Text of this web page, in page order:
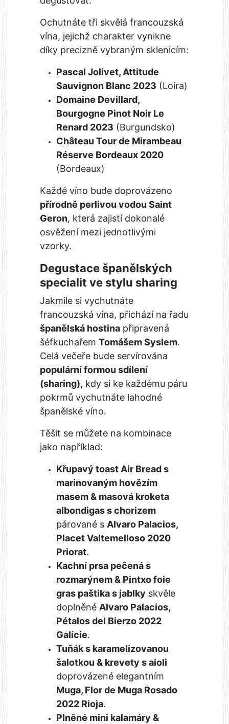
Ochutnáte tři skvělá francouzská
vína, jejichž charakter vynikne
díky precizně vybraným sklenicím:
Pascal Jolivet, Attitude
Sauvignon Blanc 2023 (Loira)
Domaine Devillard,
Bourgogne Pinot Noir Le
Renard 2023 (Burgundsko)
Château Tour de Mirambeau
Réserve Bordeaux 2020
(Bordeaux)
Každé víno bude doprovázeno
přírodně perlivou vodou Saint
Geron, která zajistí dokonalé
osvěžení mezi jednotlivými
vzorky.
Degustace španělských
specialit ve stylu sharing
Jakmile si vychutnáte
francouzská vína, přichází na řadu
španělská hostina připravená
šéfkuchařem Tomášem Syslem.
Celá večeře bude servírována
populární formou sdílení
(sharing), kdy si ke každému páru
pokrmů vychutnáte lahodné
španělské víno.
Těšit se můžete na kombinace
jako například:
Křupavý toast Air Bread s
marinovaným hovězím
masem & masová kroketa
albondigas s chorizem
párované s Alvaro Palacios,
Placet Valtemelloso 2020
Priorat.
Kachní prsa pečená s
rozmarýnem & Pintxo foie
gras paštika s jablky skvěle
doplněné Alvaro Palacios,
Pétalos del Bierzo 2022
Galície.
Tuňák s karamelizovanou
šalotkou & krevety s aioli
doprovázené elegantním
Muga, Flor de Muga Rosado
2022 Rioja.
Plněné mini kalamáry &